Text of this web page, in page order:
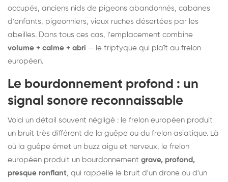
occupés, anciens nids de pigeons abandonnés, cabanes
d'enfants, pigeonniers, vieux ruches désertées par les
abeilles. Dans tous ces cas, l'emplacement combine
volume + calme + abri — le triptyque qui plaît au frelon
européen.
Le bourdonnement profond : un
signal sonore reconnaissable
Voici un détail souvent négligé : le frelon européen produit
un bruit très différent de la guêpe ou du frelon asiatique. Là
où la guêpe émet un buzz aigu et nerveux, le frelon
européen produit un bourdonnement grave, profond,
presque ronflant, qui rappelle le bruit d'un drone ou d'un